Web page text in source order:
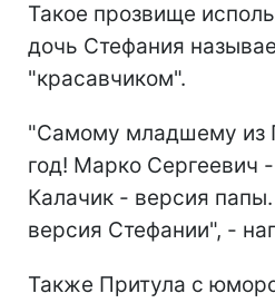
Такое прозвище
дочь Стефания
"красавчиком".
"Самому младшему из
год! Марко Сергеевич
Калачик - версия
версия Стефании", -
Также Притула с